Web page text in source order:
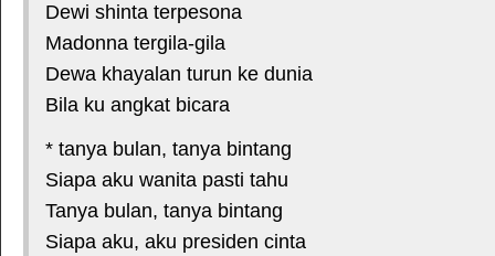
Dewi shinta terpesona
Madonna tergila-gila
Dewa khayalan turun ke dunia
Bila ku angkat bicara
* tanya bulan, tanya bintang
Siapa aku wanita pasti tahu
Tanya bulan, tanya bintang
Siapa aku, aku presiden cinta